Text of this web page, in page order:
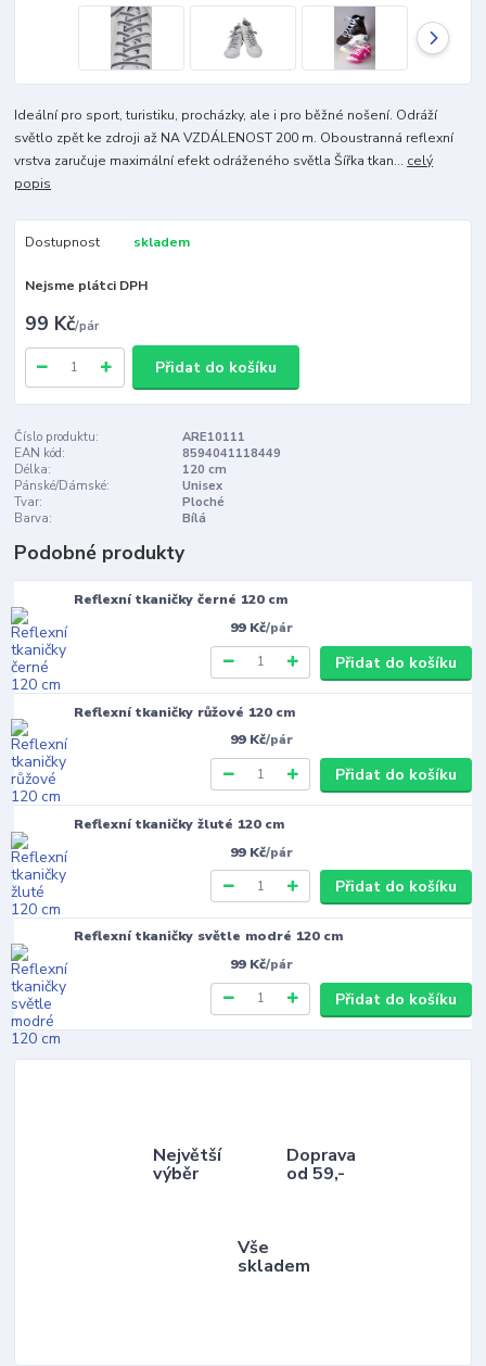
Ideální pro sport, turistiku, procházky, ale i pro běžné nošení. Odráží
světlo zpět ke zdroji až NA VZDÁLENOST 200 m. Oboustranná reflexní
vrstva zaručuje maximální efekt odráženého světla Šířka tkan... celý
popis
Dostupnost skladem
Nejsme plátci DPH
99 Kč/pár
Přidat do košíku
Číslo produktu:
ARE10111
EAN kód:
8594041118449
Délka:
120 cm
Pánské/Dámské:
Unisex
Tvar:
Ploché
Barva:
Bílá
Podobné produkty
Reflexní tkaničky černé 120 cm
99 Kč/pár
Přidat do košíku
Reflexní tkaničky růžové 120 cm
99 Kč/pár
Přidat do košíku
Reflexní tkaničky žluté 120 cm
99 Kč/pár
Přidat do košíku
Reflexní tkaničky světle modré 120 cm
99 Kč/pár
Přidat do košíku
Největší
výběr
Doprava
od 59,-
Vše
skladem